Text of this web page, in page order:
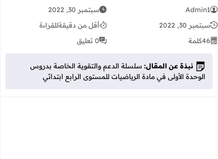
Admin1
سبتمبر 30, 2022
سبتمبر 30, 2022
أقل من دقيقةللقراءة
46كلمة 0 تعليق
نبذة عن المقال: سلسلة الدعم والتقوية الخاصة بدروس
الوحدة الأولى في مادة الرياضيات للمستوى الرابع ابتدائي